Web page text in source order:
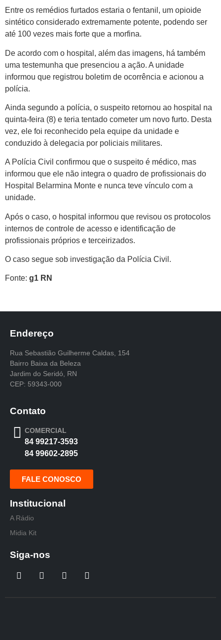
Entre os remédios furtados estaria o fentanil, um opioide
sintético considerado extremamente potente, podendo ser
até 100 vezes mais forte que a morfina.
De acordo com o hospital, além das imagens, há também
uma testemunha que presenciou a ação. A unidade
informou que registrou boletim de ocorrência e acionou a
polícia.
Ainda segundo a polícia, o suspeito retornou ao hospital na
quinta-feira (8) e teria tentado cometer um novo furto. Desta
vez, ele foi reconhecido pela equipe da unidade e
conduzido à delegacia por policiais militares.
A Polícia Civil confirmou que o suspeito é médico, mas
informou que ele não integra o quadro de profissionais do
Hospital Belarmina Monte e nunca teve vínculo com a
unidade.
Após o caso, o hospital informou que revisou os protocolos
internos de controle de acesso e identificação de
profissionais próprios e terceirizados.
O caso segue sob investigação da Polícia Civil.
Fonte: g1 RN
Endereço
Rua Sebastião Guilherme Caldas, 154
Bairro Baixa da Beleza
Jardim do Seridó, RN
CEP: 59343-000
Contato
COMERCIAL
84 99217-3593
84 99602-2895
FALE CONOSCO
Institucional
A Rádio
Midia Kit
Siga-nos